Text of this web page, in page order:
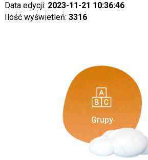
Data edycji: 2023-11-21 10:36:46
Ilość wyświetleń: 3316
Grupy